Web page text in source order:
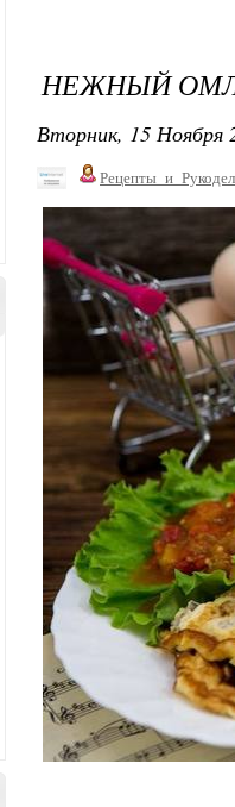
НЕЖНЫЙ
Вторник, 15 Ноября